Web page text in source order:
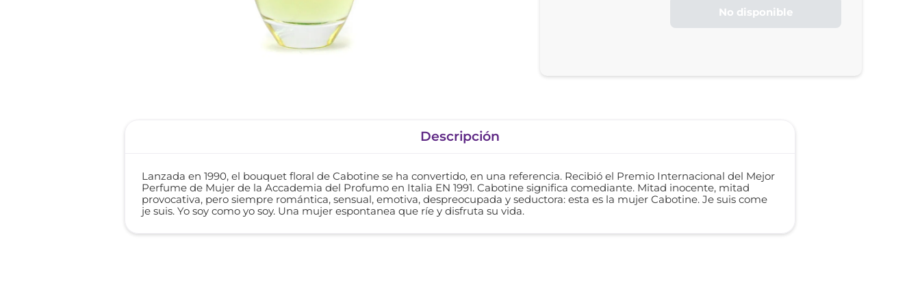
No disponible
Descripción
Lanzada en 1990, el bouquet floral de Cabotine se ha convertido, en una referencia. Recibió el Premio Internacional del Mejor
Perfume de Mujer de la Accademia del Profumo en Italia EN 1991. Cabotine significa comediante. Mitad inocente, mitad
provocativa, pero siempre romántica, sensual, emotiva, despreocupada y seductora: esta es la mujer Cabotine. Je suis come
je suis. Yo soy como yo soy. Una mujer espontanea que ríe y disfruta su vida.